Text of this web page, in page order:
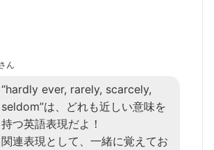
ん
“hardly ever, rarely, scarcely,
seldom”は、どれも近しい意味を
持つ英語表現だよ！
関連表現として、一緒に覚えてお